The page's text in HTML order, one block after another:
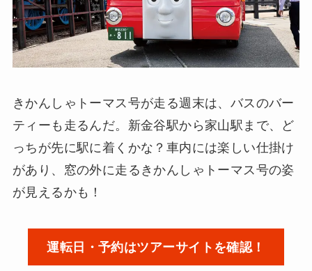
きかんしゃトーマス号が走る週末は、バスのバー
ティーも走るんだ。新金谷駅から家山駅まで、ど
っちが先に駅に着くかな？車内には楽しい仕掛け
があり、窓の外に走るきかんしゃトーマス号の姿
が見えるかも！
運転日・予約はツアーサイトを確認！